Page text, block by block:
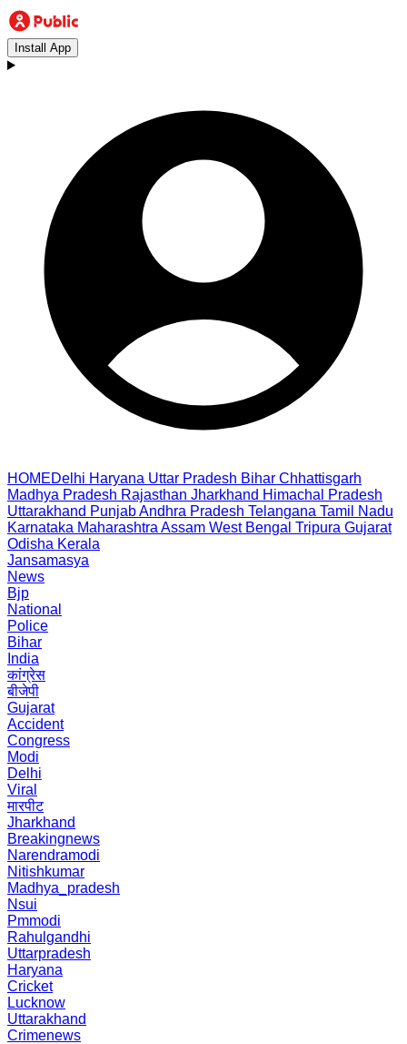
Install App
HOMEDelhi Haryana Uttar Pradesh Bihar Chhattisgarh
Madhya Pradesh Rajasthan Jharkhand Himachal Pradesh
Uttarakhand PunjabAndhra Pradesh Telangana Tamil Nadu
Karnataka Maharashtra Assam West Bengal Tripura Gujarat
Odisha Kerala
Jansamasya
News
Bjp
National
Police
Bihar
India
कांग्रेस
बीजेपी
Gujarat
Accident
Congress
Modi
Delhi
Viral
मारपीट
Jharkhand
Breakingnews
Narendramodi
Nitishkumar
Madhya_pradesh
Nsui
Pmmodi
Rahulgandhi
Uttarpradesh
Haryana
Cricket
Lucknow
Uttarakhand
Crimenews